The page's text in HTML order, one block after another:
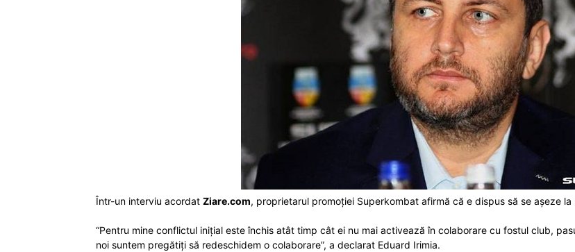
Într-un interviu acordat Ziare.com, proprietarul promoției Superkombat afirmă că e dispus să se așeze
“Pentru mine conflictul inițial este închis atât timp cât ei nu mai activează în colaborare cu fostul club,
noi suntem pregătiți să redeschidem o colaborare”, a declarat Eduard Irimia.